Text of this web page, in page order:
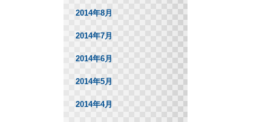
2014年8月
2014年7月
2014年6月
2014年5月
2014年4月